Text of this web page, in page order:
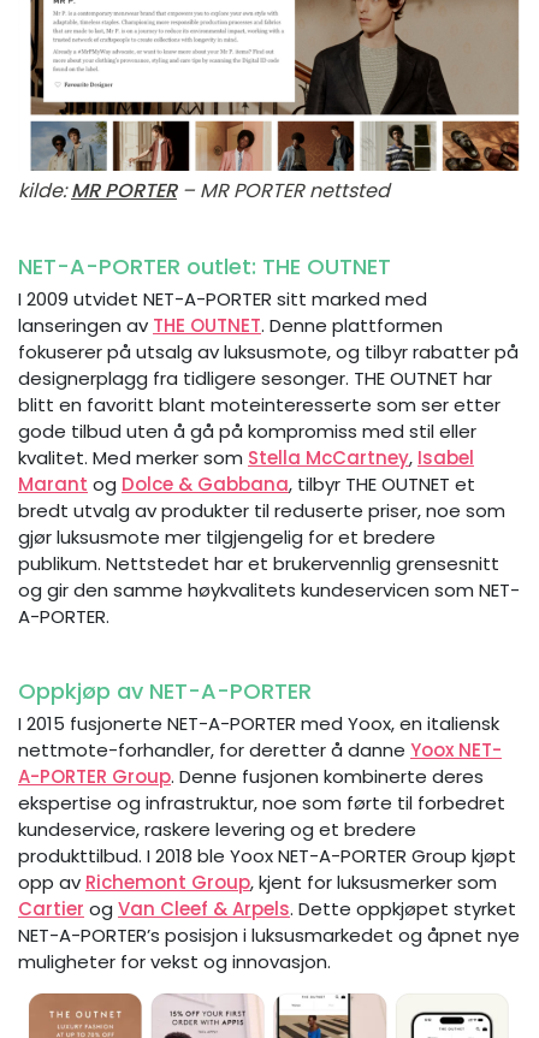
kilde:MR PORTER– MR PORTER nettsted
NET-A-PORTER outlet: THE OUTNET
I 2009 utvidet NET-A-PORTER sitt marked med
lanseringen av THE OUTNET. Denne plattformen
fokuserer på utsalg av luksusmote, og tilbyr rabatter på
designerplagg fra tidligere sesonger. THE OUTNET har
blitt en favoritt blant moteinteresserte som ser etter
gode tilbud uten å gå på kompromiss med stil eller
kvalitet. Med merker som Stella McCartney, Isabel
Marant og Dolce & Gabbana, tilbyr THE OUTNET et
bredt utvalg av produkter til reduserte priser, noe som
gjør luksusmote mer tilgjengelig for et bredere
publikum. Nettstedet har et brukervennlig grensesnitt
og gir den samme høykvalitets kundeservicen som NET-
A-PORTER.
Oppkjøp av NET-A-PORTER
I 2015 fusjonerte NET-A-PORTER med Yoox, en italiensk
nettmote-forhandler, for deretter å danne Yoox NET-
A-PORTER Group. Denne fusjonen kombinerte deres
ekspertise og infrastruktur, noe som førte til forbedret
kundeservice, raskere levering og et bredere
produkttilbud. I 2018 ble Yoox NET-A-PORTER Group kjøpt
opp av Richemont Group, kjent for luksusmerker som
Cartier og Van Cleef & Arpels. Dette oppkjøpet styrket
NET-A-PORTER’s posisjon i luksusmarkedet og åpnet nye
muligheter for vekst og innovasjon.